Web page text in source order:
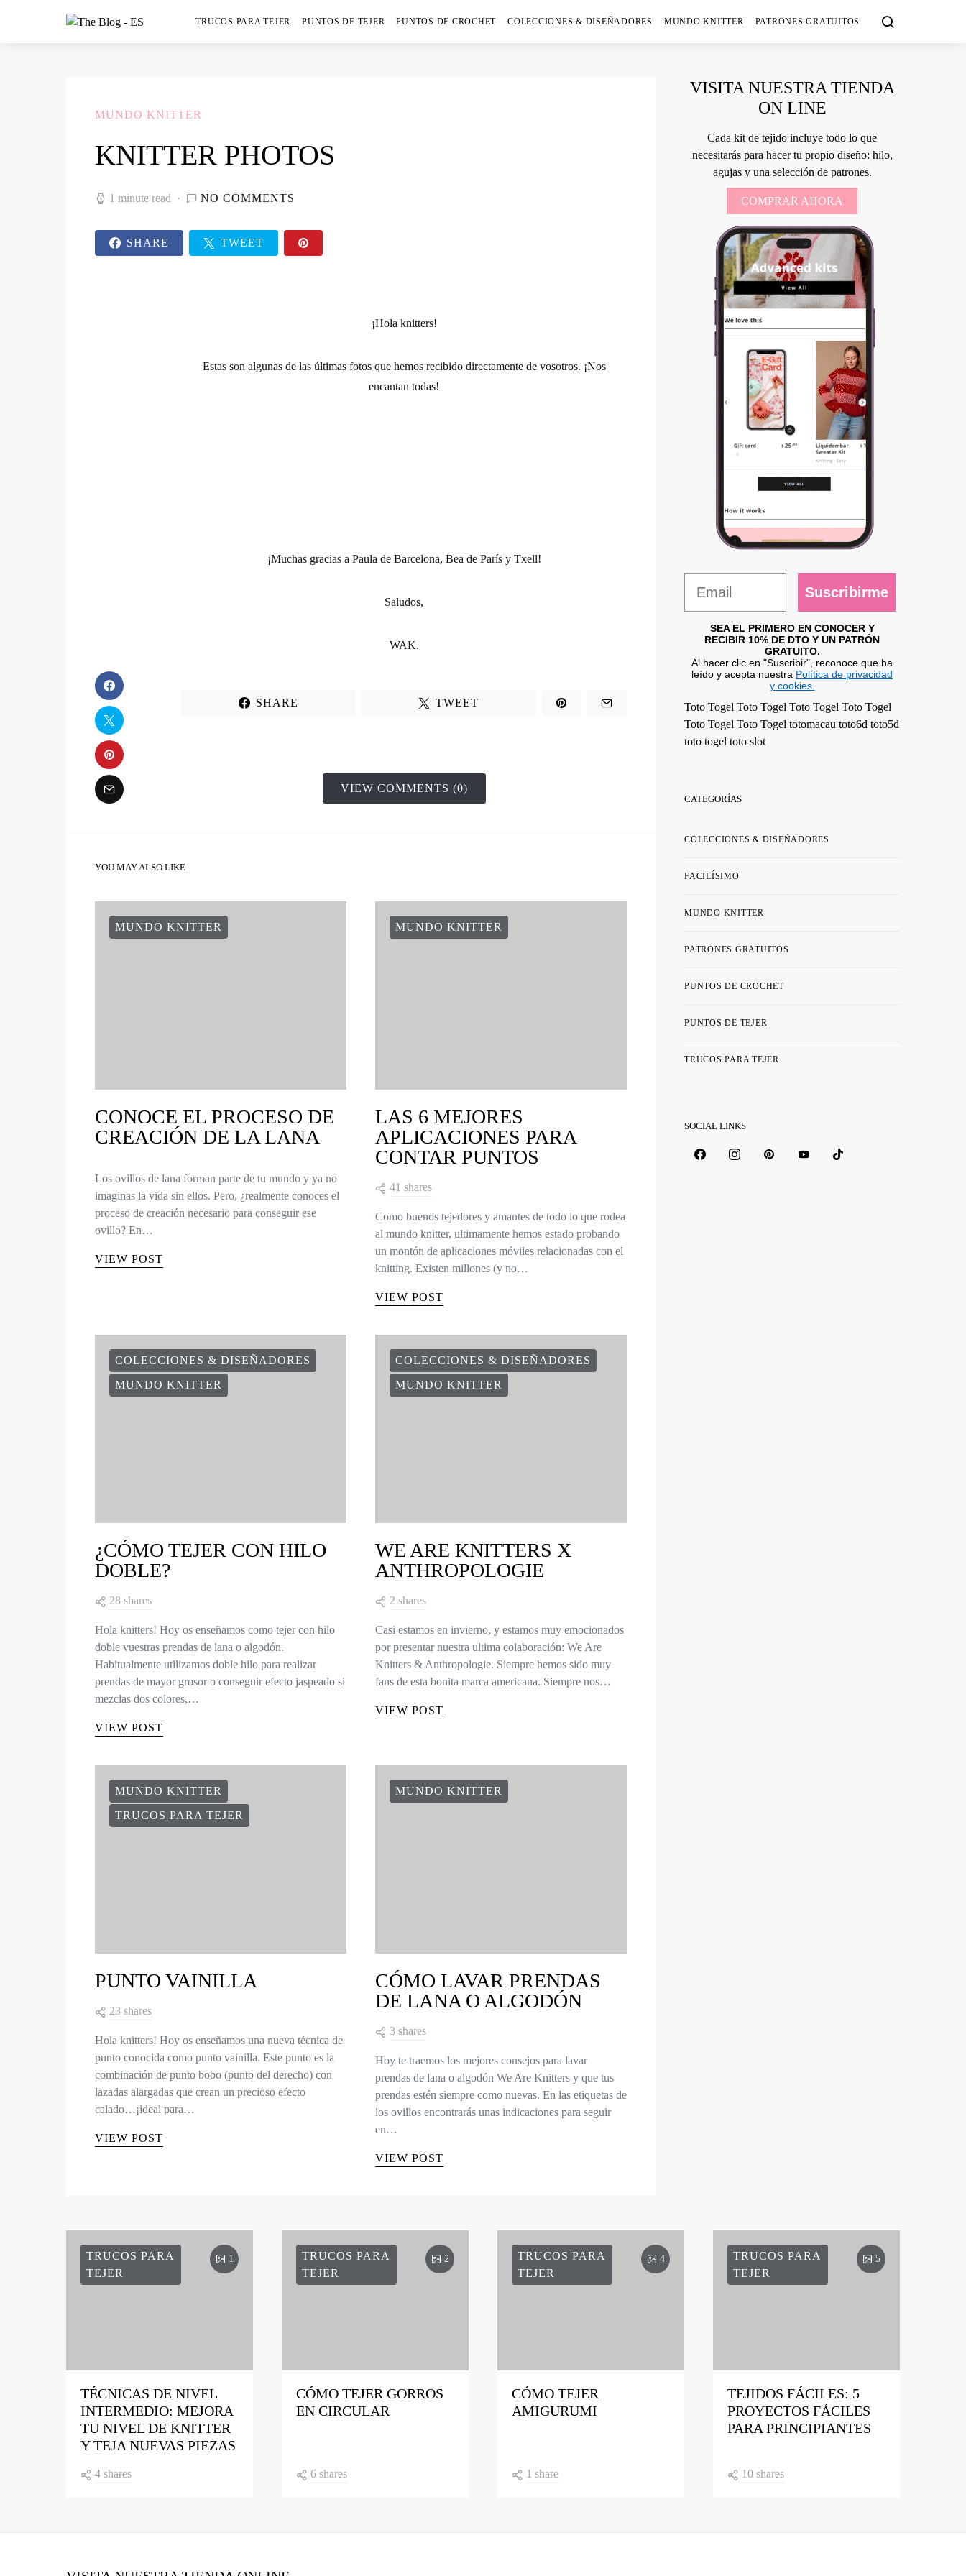
TRUCOS PARA TEJER PUNTOS DE TEJER PUNTOS DE CROCHET COLECCIONES & DISEÑADORES MUNDO KNITTER PATRONES GRATUITOS
MUNDO KNITTER
KNITTER PHOTOS
1 minute read NO COMMENTS
SHARE TWEET
¡Hola knitters!
Estas son algunas de las últimas fotos que hemos recibido directamente de vosotros. ¡Nos
encantan todas!
¡Muchas gracias a Paula de Barcelona, Bea de París y Txell!
Saludos,
WAK.
SHARE TWEET
VIEW COMMENTS (0)
YOU MAY ALSO LIKE
MUNDO KNITTER
CONOCE EL PROCESO DE
CREACIÓN DE LA LANA
Los ovillos de lana forman parte de tu mundo y ya no
imaginas la vida sin ellos. Pero, ¿realmente conoces el
proceso de creación necesario para conseguir ese
ovillo? En…
VIEW POST
MUNDO KNITTER
LAS 6 MEJORES
APLICACIONES PARA
CONTAR PUNTOS
41 shares
Como buenos tejedores y amantes de todo lo que rodea
al mundo knitter, ultimamente hemos estado probando
un montón de aplicaciones móviles relacionadas con el
knitting. Existen millones (y no…
VIEW POST
COLECCIONES & DISEÑADORES
MUNDO KNITTER
¿CÓMO TEJER CON HILO
DOBLE?
28 shares
Hola knitters! Hoy os enseñamos como tejer con hilo
doble vuestras prendas de lana o algodón.
Habitualmente utilizamos doble hilo para realizar
prendas de mayor grosor o conseguir efecto jaspeado si
mezclas dos colores,…
VIEW POST
COLECCIONES & DISEÑADORES
MUNDO KNITTER
WE ARE KNITTERS X
ANTHROPOLOGIE
2 shares
Casi estamos en invierno, y estamos muy emocionados
por presentar nuestra ultima colaboración: We Are
Knitters & Anthropologie. Siempre hemos sido muy
fans de esta bonita marca americana. Siempre nos…
VIEW POST
MUNDO KNITTER
TRUCOS PARA TEJER
PUNTO VAINILLA
23 shares
Hola knitters! Hoy os enseñamos una nueva técnica de
punto conocida como punto vainilla. Este punto es la
combinación de punto bobo (punto del derecho) con
lazadas alargadas que crean un precioso efecto
calado…¡ideal para…
VIEW POST
MUNDO KNITTER
CÓMO LAVAR PRENDAS
DE LANA O ALGODÓN
3 shares
Hoy te traemos los mejores consejos para lavar
prendas de lana o algodón We Are Knitters y que tus
prendas estén siempre como nuevas. En las etiquetas de
los ovillos encontrarás unas indicaciones para seguir
en…
VIEW POST
VISITA NUESTRA TIENDA
ON LINE
Cada kit de tejido incluye todo lo que
necesitarás para hacer tu propio diseño: hilo,
agujas y una selección de patrones.
COMPRAR AHORA
Suscribirme
SEA EL PRIMERO EN CONOCER Y
RECIBIR 10% DE DTO Y UN PATRÓN
GRATUITO.
Al hacer clic en "Suscribir", reconoce que ha
leído y acepta nuestra Política de privacidad
y cookies.
Toto Togel Toto Togel Toto Togel Toto Togel
Toto Togel Toto Togel totomacau toto6d toto5d
toto togel toto slot
CATEGORÍAS
COLECCIONES & DISEÑADORES
FACILÍSIMO
MUNDO KNITTER
PATRONES GRATUITOS
PUNTOS DE CROCHET
PUNTOS DE TEJER
TRUCOS PARA TEJER
SOCIAL LINKS
1
TRUCOS PARA
TEJER
TÉCNICAS DE NIVEL
INTERMEDIO: MEJORA
TU NIVEL DE KNITTER
Y TEJA NUEVAS PIEZAS
4 shares
2
TRUCOS PARA
TEJER
CÓMO TEJER GORROS
EN CIRCULAR
6 shares
4
TRUCOS PARA
TEJER
CÓMO TEJER
AMIGURUMI
1 share
5
TRUCOS PARA
TEJER
TEJIDOS FÁCILES: 5
PROYECTOS FÁCILES
PARA PRINCIPIANTES
10 shares